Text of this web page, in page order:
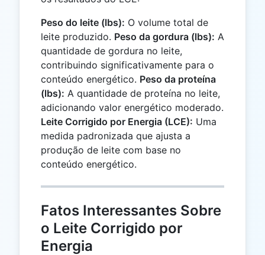
Peso do leite (lbs): O volume total de
leite produzido. Peso da gordura (lbs): A
quantidade de gordura no leite,
contribuindo significativamente para o
conteúdo energético. Peso da proteína
(lbs): A quantidade de proteína no leite,
adicionando valor energético moderado.
Leite Corrigido por Energia (LCE): Uma
medida padronizada que ajusta a
produção de leite com base no
conteúdo energético.
Fatos Interessantes Sobre
o Leite Corrigido por
Energia